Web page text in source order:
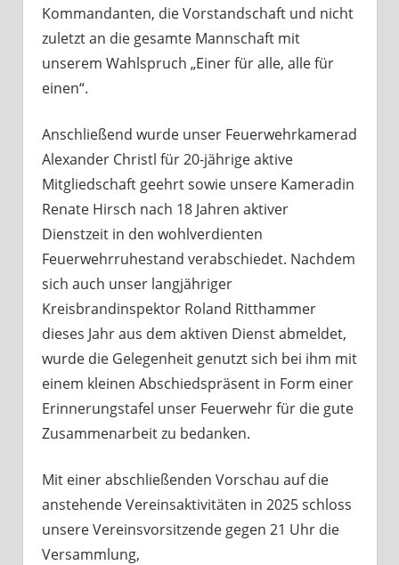
Kommandanten, die Vorstandschaft und nicht
zuletzt an die gesamte Mannschaft mit
unserem Wahlspruch „Einer für alle, alle für
einen“.
Anschließend wurde unser Feuerwehrkamerad
Alexander Christl für 20-jährige aktive
Mitgliedschaft geehrt sowie unsere Kameradin
Renate Hirsch nach 18 Jahren aktiver
Dienstzeit in den wohlverdienten
Feuerwehrruhestand verabschiedet. Nachdem
sich auch unser langjähriger
Kreisbrandinspektor Roland Ritthammer
dieses Jahr aus dem aktiven Dienst abmeldet,
wurde die Gelegenheit genutzt sich bei ihm mit
einem kleinen Abschiedspräsent in Form einer
Erinnerungstafel unser Feuerwehr für die gute
Zusammenarbeit zu bedanken.
Mit einer abschließenden Vorschau auf die
anstehende Vereinsaktivitäten in 2025 schloss
unsere Vereinsvorsitzende gegen 21 Uhr die
Versammlung,